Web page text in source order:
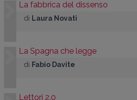
La fabbrica del dissenso
di Laura Novati
La Spagna che legge
di Fabio Davite
Lettori 2.0